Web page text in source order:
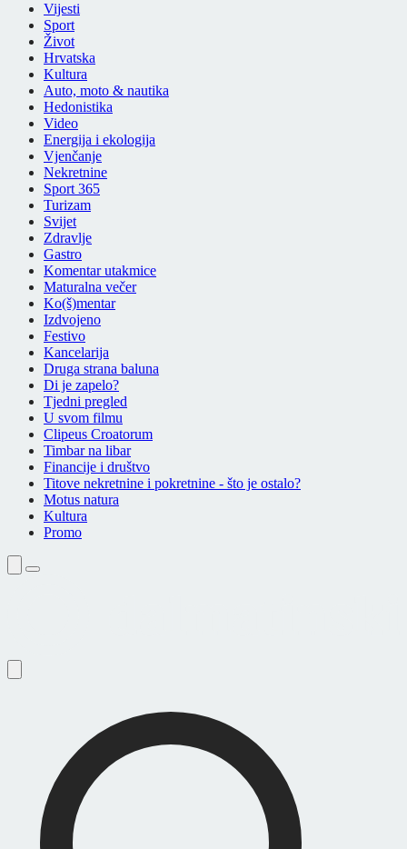
Vijesti
Sport
Život
Hrvatska
Kultura
Auto, moto & nautika
Hedonistika
Video
Energija i ekologija
Vjenčanje
Nekretnine
Sport 365
Turizam
Svijet
Zdravlje
Gastro
Komentar utakmice
Maturalna večer
Ko(š)mentar
Izdvojeno
Festivo
Kancelarija
Druga strana baluna
Di je zapelo?
Tjedni pregled
U svom filmu
Clipeus Croatorum
Timbar na libar
Financije i društvo
Titove nekretnine i pokretnine - što je ostalo?
Motus natura
Kultura
Promo